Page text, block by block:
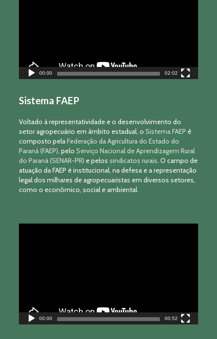
00:00 02:02
Sistema FAEP
Voltado à representatividade e o desenvolvimento do
setor agropecuário em âmbito estadual, o Sistema FAEP é
composto pelaFederação da Agricultura do Estado do
Paraná (FAEP), pelo Serviço Nacional de Aprendizagem Rural
do Paraná (SENAR-PR) e pelos sindicatos rurais. O campo de
atuação da FAEP é institucional, na defesa e a representação
legal dos milhares de agropecuaristas em diversos setores,
como o econômico, social e ambiental.
00:00 00:52